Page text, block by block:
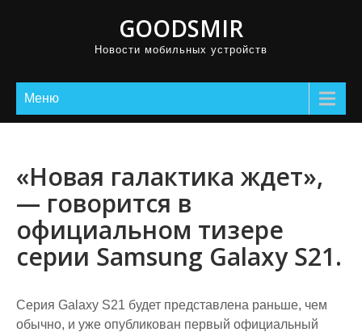
GOODSMIR
Новости мобильных устройств
Меню
«Новая галактика ждет»,
— говорится в
официальном тизере
серии Samsung Galaxy S21.
Серия Galaxy S21 будет представлена ​​раньше, чем
обычно, и уже опубликован первый официальный